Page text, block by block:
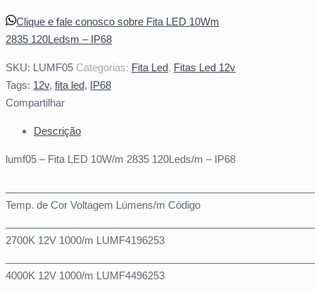
Clique e fale conosco sobre Fita LED 10Wm
2835 120Ledsm – IP68
SKU: LUMF05 Categorias: Fita Led, Fitas Led 12v
Tags: 12v, fita led, IP68
Compartilhar
Descrição
lumf05 – Fita LED 10W/m 2835 120Leds/m – IP68
Temp. de Cor Voltagem Lúmens/m Código
2700K 12V 1000/m LUMF4196253
4000K 12V 1000/m LUMF4496253